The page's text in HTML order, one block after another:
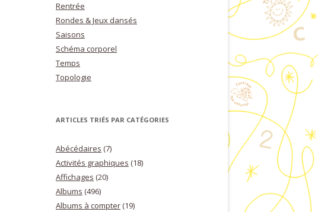
Rentrée
Rondes & Jeux dansés
Saisons
Schéma corporel
Temps
Topologie
ARTICLES TRIÉS PAR CATÉGORIES
Abécédaires (7)
Activités graphiques (18)
Affichages (20)
Albums (496)
Albums à compter (19)